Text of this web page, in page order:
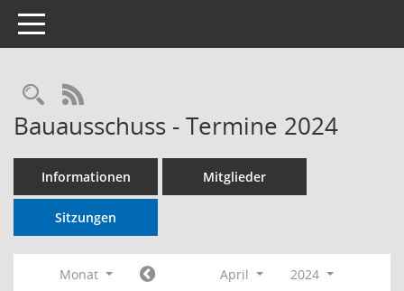
Toggle navigation
RSS-Feed
Bauausschuss - Termine 2024
Informationen Mitglieder
Sitzungen
Monat April
2024